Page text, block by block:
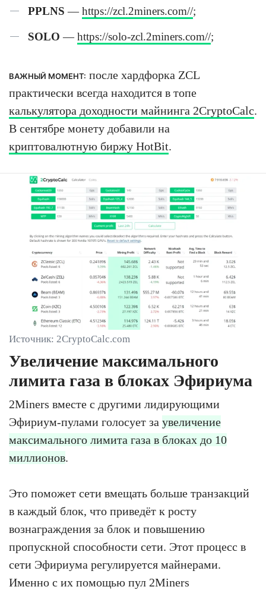
PPLNS —https://zcl.2miners.com//;
SOLO —https://solo-zcl.2miners.com//;
ВАЖНЫЙ МОМЕНТ: после хардфорка ZCL
практически всегда находится в топе
калькулятора доходности майнинга 2CryptoCalc.
В сентябре монету добавили на
криптовалютную биржу HotBit.
Источник: 2CryptoCalc.com
Увеличение максимального
лимита газа в блоках Эфириума
2Miners вместе с другими лидирующими
Эфириум-пулами голосует за увеличение
максимального лимита газа в блоках до 10
миллионов.
Это поможет сети вмещать больше транзакций
в каждый блок, что приведёт к росту
вознаграждения за блок и повышению
пропускной способности сети. Этот процесс в
сети Эфириума регулируется майнерами.
Именно с их помощью пул 2Miners